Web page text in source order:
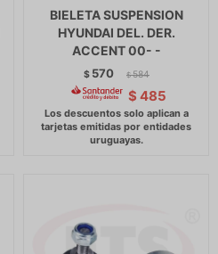
BIELETA SUSPENSION
HYUNDAI DEL. DER.
ACCENT 00- -
$ 570 $ 584
$ 485